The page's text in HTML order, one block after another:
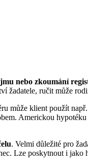
nebo zkoumání
žadatele, ručit může
může klient použít
Americkou
. Velmi důležité pro
Lze poskytnout i